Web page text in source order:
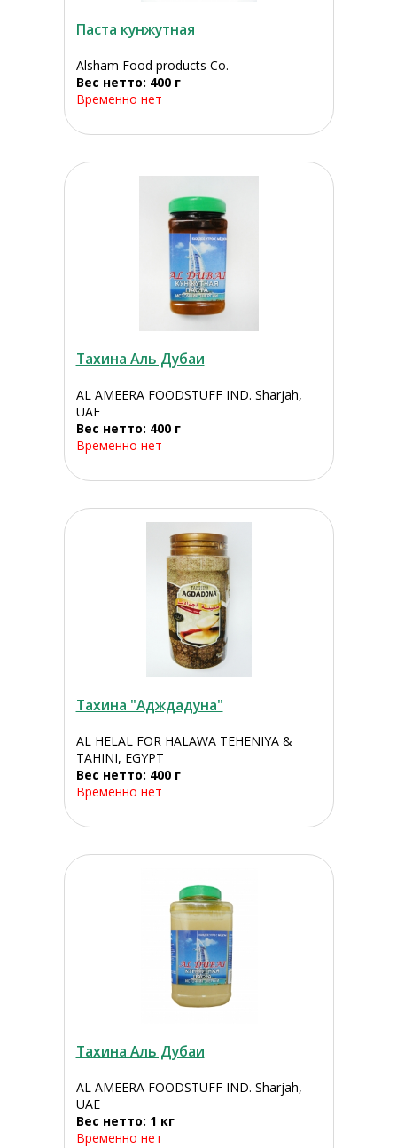
Паста кунжутная
Alsham Food products Co.
Вес нетто: 400 г
Временно нет
Тахина Аль Дубаи
AL AMEERA FOODSTUFF IND. Sharjah,
UAE
Вес нетто: 400 г
Временно нет
Тахина "Адждадуна"
AL HELAL FOR HALAWA TEHENIYA &
TAHINI, EGYPT
Вес нетто: 400 г
Временно нет
Тахина Аль Дубаи
AL AMEERA FOODSTUFF IND. Sharjah,
UAE
Вес нетто: 1 кг
Временно нет